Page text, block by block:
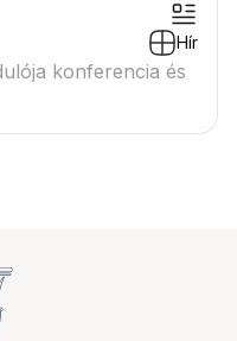
Hír
konferencia és